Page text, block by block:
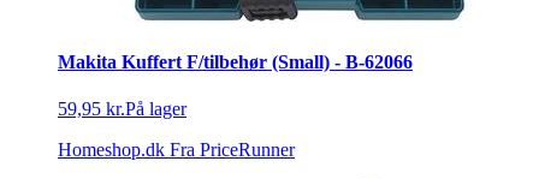
Makita Kuffert F/tilbehør (Small) - B-62066
59,95 kr.På lager
Homeshop.dk Fra PriceRunner